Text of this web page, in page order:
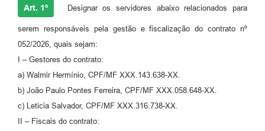
Art. 1º Designar os servidores abaixo relacionados para
serem responsáveis pela gestão e fiscalização do contrato nº
052/2026, quais sejam:
I – Gestores do contrato:
a) Walmir Hermínio, CPF/MF XXX.143.638-XX.
b) João Paulo Pontes Ferreira, CPF/MF XXX.058.648-XX.
c) Leticia Salvador, CPF/MF XXX.316.738-XX.
II – Fiscais do contrato: